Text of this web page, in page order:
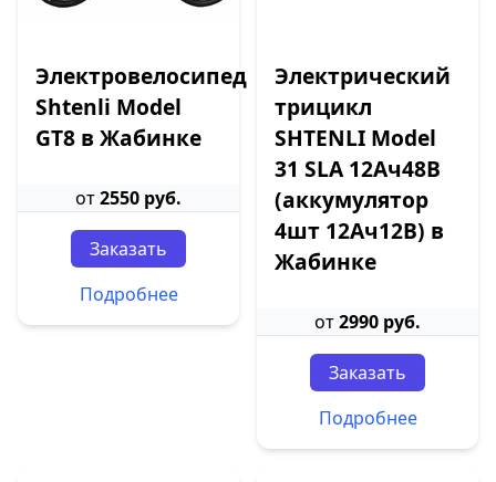
Электровелосипед
Shtenli Model
GT8 в Жабинке
от2550 руб.
Заказать
Подробнее
Электрический
трицикл
SHTENLI Model
31 SLA 12Ач48В
(аккумулятор
4шт 12Ач12В) в
Жабинке
от2990 руб.
Заказать
Подробнее